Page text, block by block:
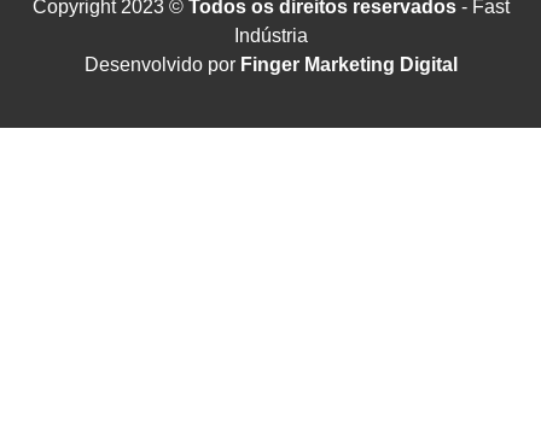
Copyright 2023 ©Todos os direitos reservados- Fast
Indústria
Desenvolvido por Finger Marketing Digital